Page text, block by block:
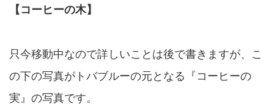
【コーヒーの木】
只今移動中なので詳しいことは後で書きますが、こ
の下の写真がトバブルーの元となる『コーヒーの
実』の写真です。